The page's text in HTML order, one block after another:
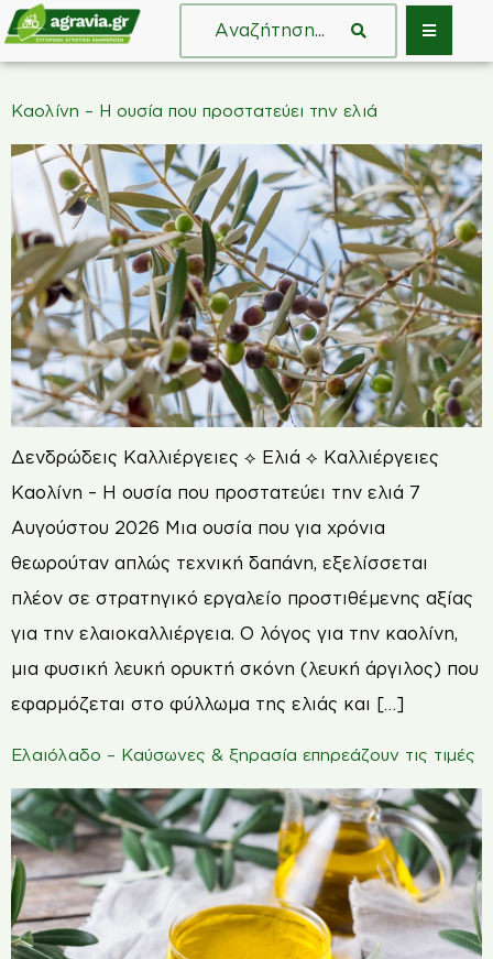
Καολίνη – Η ουσία που προστατεύει την ελιά
Δενδρώδεις Καλλιέργειες ⟡ Ελιά ⟡ Καλλιέργειες
Καολίνη – Η ουσία που προστατεύει την ελιά 7
Αυγούστου 2026 Μια ουσία που για χρόνια
θεωρούταν απλώς τεχνική δαπάνη, εξελίσσεται
πλέον σε στρατηγικό εργαλείο προστιθέμενης αξίας
για την ελαιοκαλλιέργεια. Ο λόγος για την καολίνη,
μια φυσική λευκή ορυκτή σκόνη (λευκή άργιλος) που
εφαρμόζεται στο φύλλωμα της ελιάς και […]
Ελαιόλαδο – Καύσωνες & ξηρασία επηρεάζουν τις τιμές